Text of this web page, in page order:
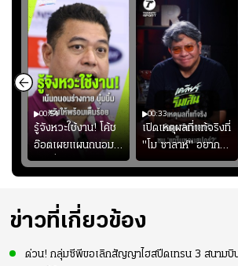
00:54
รู้จังหวะใช้งาน! โค้ช
อ๊อตเผยแผนถนอม
“บุ๋มบิ๋ม” เพื่อรักษา
ร่างกายให้พร้อมที่สุด
00:33
เปิดเหตุผลที่แท้จริงที่
"โม ซาลาห์" อยาก
ย้ายซบ "แทร็บซอนส
ปอร์"
ข่าวที่เกี่ยวข้อง
ด่วน! กลุ่มซีพีขอเลิกสัญญาไฮสปีดเทรน 3 สนามบิ